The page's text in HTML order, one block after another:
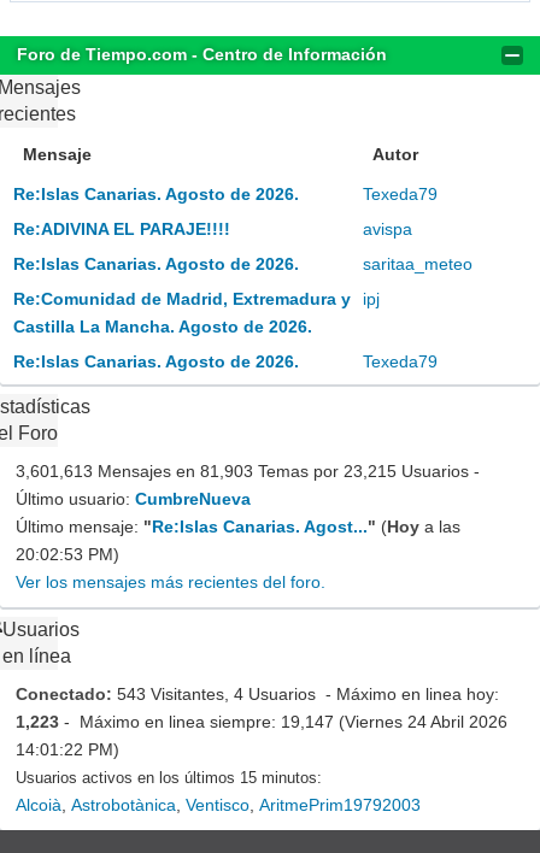
Foro de Tiempo.com - Centro de Información
Mensaje Autor
Re:Islas Canarias. Agosto de 2026.
Texeda79
Re:ADIVINA EL PARAJE!!!!
avispa
Re:Islas Canarias. Agosto de 2026.
saritaa_meteo
Re:Comunidad de Madrid, Extremadura y
Castilla La Mancha. Agosto de 2026.
ipj
Re:Islas Canarias. Agosto de 2026. Texeda79
Foro
3,601,613 Mensajes en 81,903 Temas por 23,215 Usuarios -
Último usuario: CumbreNueva
Último mensaje: "Re:Islas Canarias. Agost..." (Hoy a las
20:02:53 PM)
Ver los mensajes más recientes del foro.
Usuarios
en línea
Conectado: 543 Visitantes, 4 Usuarios - Máximo en linea hoy:
1,223 - Máximo en linea siempre: 19,147 (Viernes 24 Abril 2026
14:01:22 PM)
Usuarios activos en los últimos 15 minutos:
Alcoià Astrobotànica Ventisco AritmePrim19792003